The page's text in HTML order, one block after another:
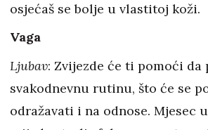
osjećaš se bolje u vlastitoj koži.
Vaga
Ljubav: Zvijezde će ti pomoći da
svakodnevnu rutinu, što će se
odražavati i na odnose. Mjesec